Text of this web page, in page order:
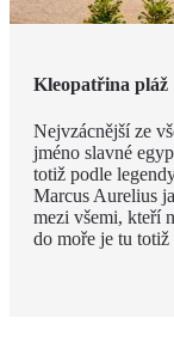
Kleopatřina pláž
Nejvzácnější ze
jméno slavné
totiž podle
Marcus Aurelius
mezi všemi, kteří
do moře je tu